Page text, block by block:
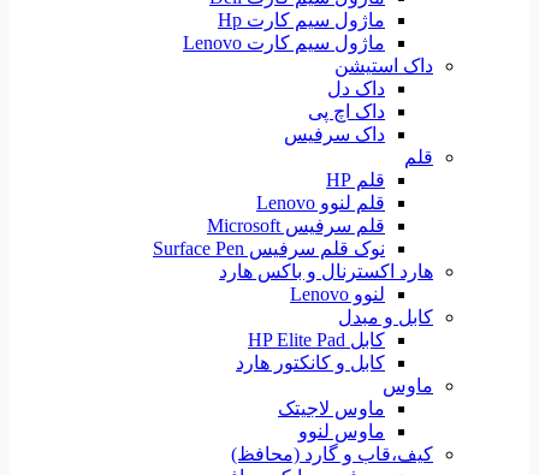
ماژول سیم کارت Hp
ماژول سیم کارت Lenovo
داک استیشن
داک دل
داک اچ پی
داک سرفیس
قلم
قلم HP
قلم لنوو Lenovo
قلم سرفیس Microsoft
نوک قلم سرفیس Surface Pen
هارد اکسترنال و باکس هارد
لنوو Lenovo
کابل و مبدل
کابل HP Elite Pad
کابل و کانکتور هارد
ماوس
ماوس لاجیتک
ماوس لنوو
کیف،قاب و گارد (محافظ)